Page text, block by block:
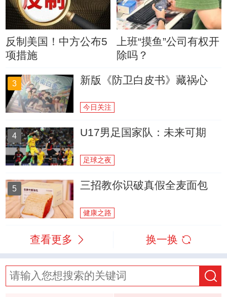
反制美国！中方公布5
项措施
上班“摸鱼”公司有权开
除吗？
3 新版《防卫白皮书》藏祸心
今日关注
4 U17男足国家队：未来可期
足球之夜
5 三招教你识破真假全麦面包
健康之路
查看更多 换一换